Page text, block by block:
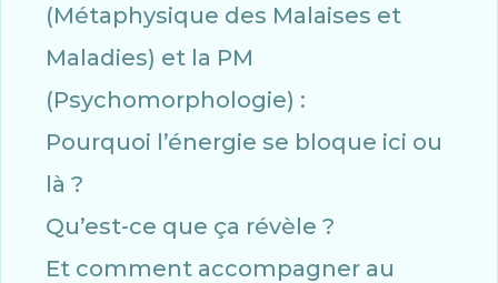
(Métaphysique des Malaises et
Maladies) et la PM
(Psychomorphologie) :
Pourquoi l’énergie se bloque ici ou
là ?
Qu’est-ce que ça révèle ?
Et comment accompagner au